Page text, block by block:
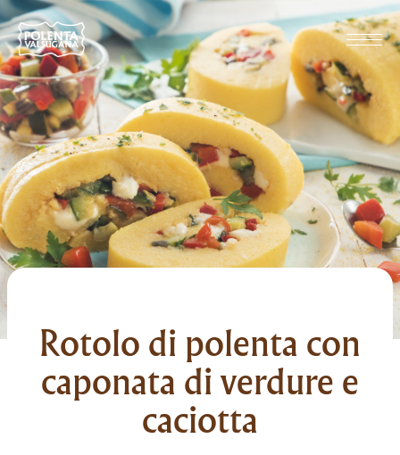
Rotolo di polenta con
caponata di verdure e
caciotta